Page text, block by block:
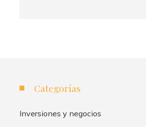
Categorías
Inversiones y negocios